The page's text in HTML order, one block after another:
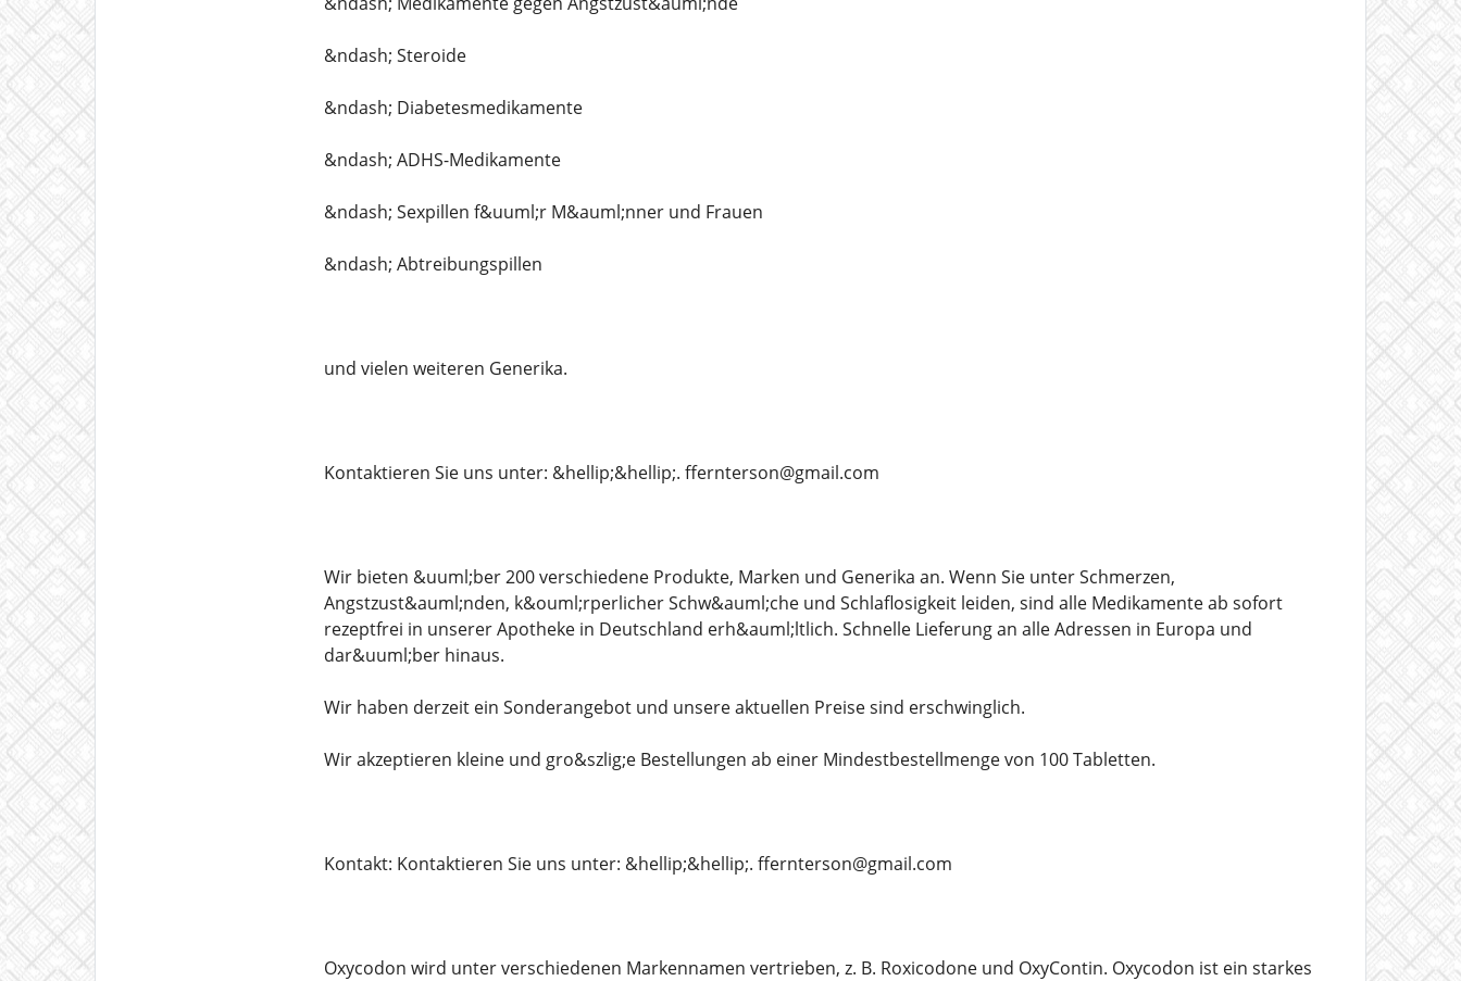
&ndash; Steroide
&ndash; Diabetesmedikamente
&ndash; ADHS-Medikamente
&ndash; Sexpillen f&uuml;r M&auml;nner und Frauen
&ndash; Abtreibungspillen
und vielen weiteren Generika.
Kontaktieren Sie uns unter: &hellip;&hellip;. ffernterson@gmail.com
Wir bieten &uuml;ber 200 verschiedene Produkte, Marken und Generika an. Wenn Sie unter Schmerzen,
Angstzust&auml;nden, k&ouml;rperlicher Schw&auml;che und Schlaflosigkeit leiden, sind alle Medikamente ab sofort
rezeptfrei in unserer Apotheke in Deutschland erh&auml;ltlich. Schnelle Lieferung an alle Adressen in Europa und
dar&uuml;ber hinaus.
Wir haben derzeit ein Sonderangebot und unsere aktuellen Preise sind erschwinglich.
Wir akzeptieren kleine und gro&szlig;e Bestellungen ab einer Mindestbestellmenge von 100 Tabletten.
Kontakt: Kontaktieren Sie uns unter: &hellip;&hellip;. ffernterson@gmail.com
Oxycodon wird unter verschiedenen Markennamen vertrieben, z. B. Roxicodone und OxyContin. Oxycodon ist ein starkes